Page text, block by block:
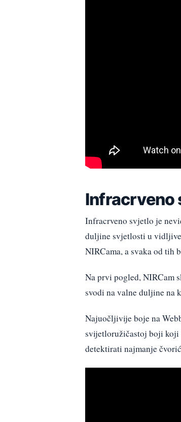
Infracrveno
Infracrveno svjetlo je
duljine svjetlosti u
NIRCama, a svaka od tih
Na prvi pogled, NIRCam
svodi na valne duljine na
Najuočljivije boje na
svijetloružičastoj boji koji
detektirati najmanje